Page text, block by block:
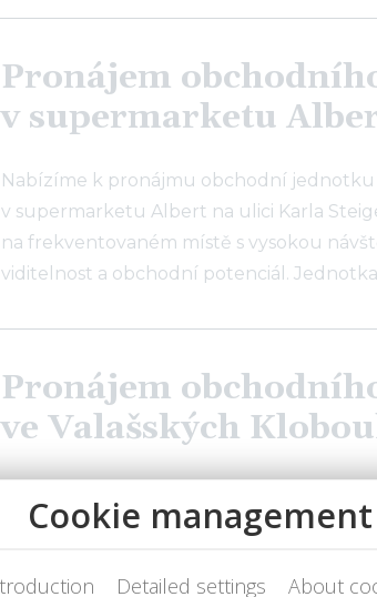
Pronájem
v supermarketu
Nabízíme k pronájmu obchodní jednotku
v supermarketu Albert na ulici Karla
na frekventovaném místě s vysokou
viditelnost a obchodní potenciál.
Pronájem
ve Valašských
Dovolujeme si Vám představit
komerčních prostor v moderním
nabídka je ideální pro značky a
s vysokým obchodním potenciálem a